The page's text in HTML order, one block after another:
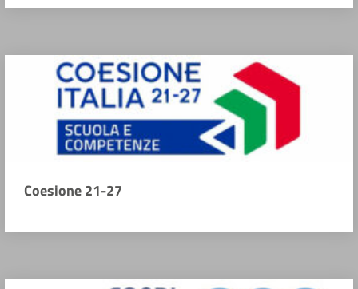
Coesione 21-27